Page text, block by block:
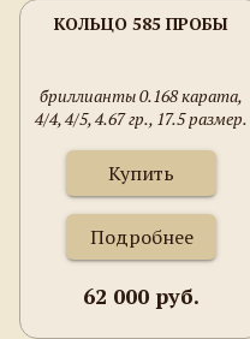
КОЛЬЦО 585 ПРОБЫ
бриллианты 0.168 карата,
4/4, 4/5, 4.67 гр., 17.5 размер.
Купить
Подробнее
62 000 руб.